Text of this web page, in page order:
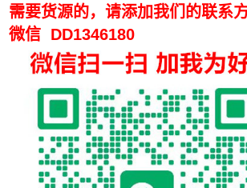
需要货源的，请添加我们的联系
微信 DD1346180